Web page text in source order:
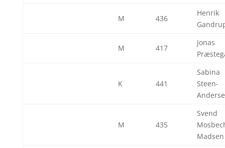
M 436
Henrik
M 417
Jonas
K 441
Sabina
Steen-
M 435
Svend
Madsen